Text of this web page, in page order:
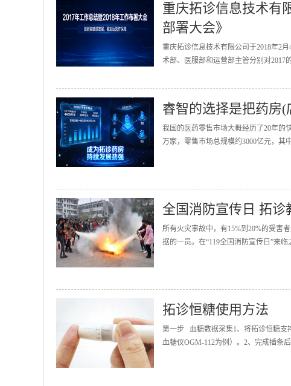
重庆拓诊信息技术有
部署大会》
重庆拓诊信息技术有限公司于2018年2
术部、医服部和运营部主管分别对2017
睿智的选择是把药房
我国的医药零售市场大概经历了20年的
万家，零售市场总规模约3000亿元，其
全国消防宣传日 拓诊
所有火灾事故中，有15%到20%的受害
据的一员。在“119全国消防宣传日”来
拓诊恒糖使用方法
第一步 血糖数据采集1、将拓诊恒糖支
血糖仪OGM-112为例）。2、完成插条